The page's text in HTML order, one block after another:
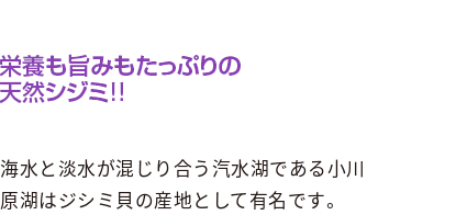
海水と淡水が混じり合う汽水湖である小川
原湖はジシミ貝の産地として有名です。